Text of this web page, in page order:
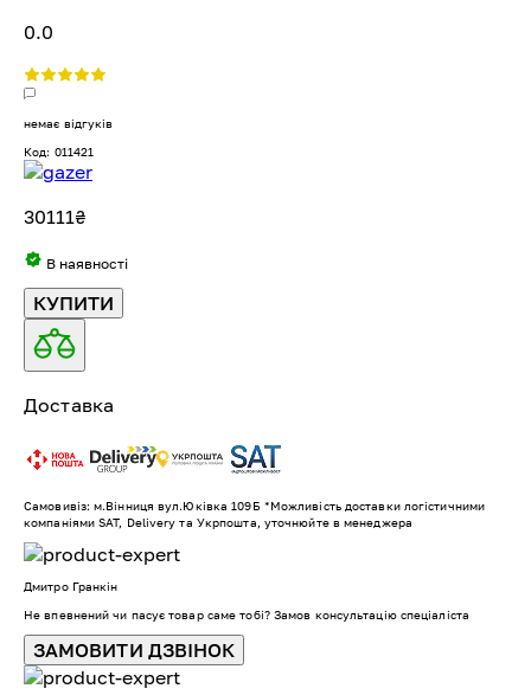
0.0
немає відгуків
Код: 011421
30111₴
В наявності
КУПИТИ
Доставка
Самовивіз: м.Вінниця вул.Юківка 109Б *Можливість доставки логістичними
компаніями SAT, Delivery та Укрпошта, уточнюйте в менеджера
Дмитро Гранкін
Не впевнений чи пасує товар саме тобі? Замов консультацію спеціаліста
ЗАМОВИТИ ДЗВІНОК